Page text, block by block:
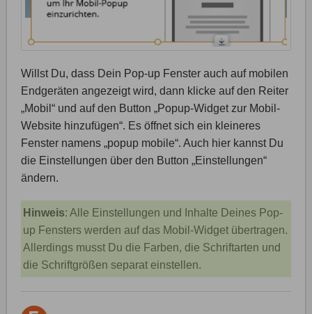
Willst Du, dass Dein Pop-up Fenster auch auf mobilen
Endgeräten angezeigt wird, dann klicke auf den Reiter
„Mobil“ und auf den Button „Popup-Widget zur Mobil-
Website hinzufügen“. Es öffnet sich ein kleineres
Fenster namens „popup mobile“. Auch hier kannst Du
die Einstellungen über den Button „Einstellungen“
ändern.
Hinweis: Alle Einstellungen und Inhalte Deines Pop-
up Fensters werden auf das Mobil-Widget übertragen.
Allerdings musst Du die Farben, die Schriftarten und
die Schriftgrößen separat einstellen.